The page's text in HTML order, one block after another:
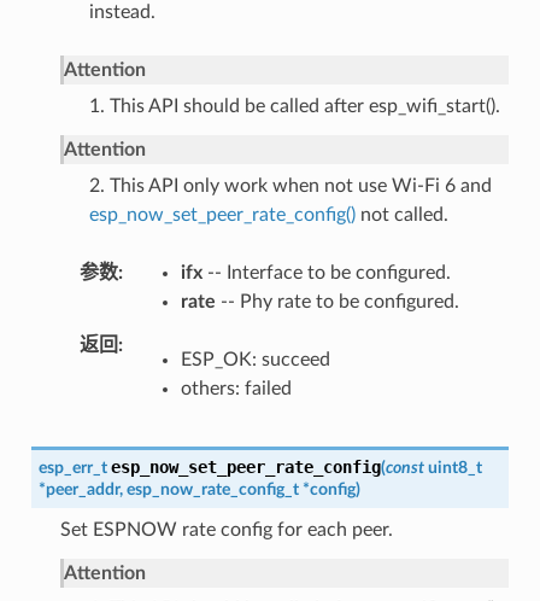
instead.
Attention
1. This API should be called after esp_wifi_start().
Attention
2. This API only work when not use Wi-Fi 6 and
esp_now_set_peer_rate_config()not called.
参数 ifx-- Interface to be configured.
rate -- Phy rate to be configured.
返回
ESP_OK: succeed
others: failed
esp_err_t esp_now_set_peer_rate_config(const uint8_t
*peer_addr, esp_now_rate_config_t *config)
Set ESPNOW rate config for each peer.
Attention